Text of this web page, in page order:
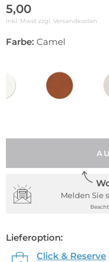
5,00
inkl. Mwst zzgl. Versandkosten
Farbe: Camel
Melden Sie
Lieferoption:
Click & Reserve